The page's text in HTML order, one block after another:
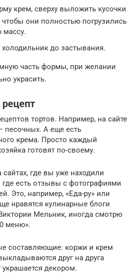
крем, сверху выложить кусочки
чтобы они полностью погрузились
массу.
холодильник до застывания.
часть формы, при желании
украсить.
тортов. Например, на сайте
песочных. А еще есть
крема. Просто каждый
готовят по-своему.
сайтах, где вы уже находили
есть отзывы с фотографиями
Это, например, «Еда-ру» или
нравятся кулинарные блоги
Мельник, иногда смотрю
меню».
составляющие: коржи и крем
друг на друга
декором.